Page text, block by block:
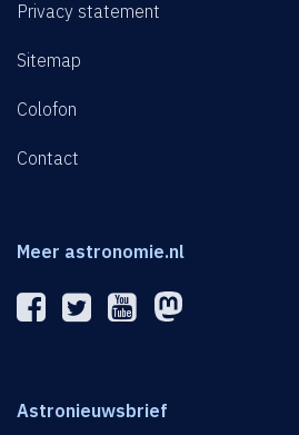
Privacy statement
Sitemap
Colofon
Contact
Meer astronomie.nl
Astronieuwsbrief